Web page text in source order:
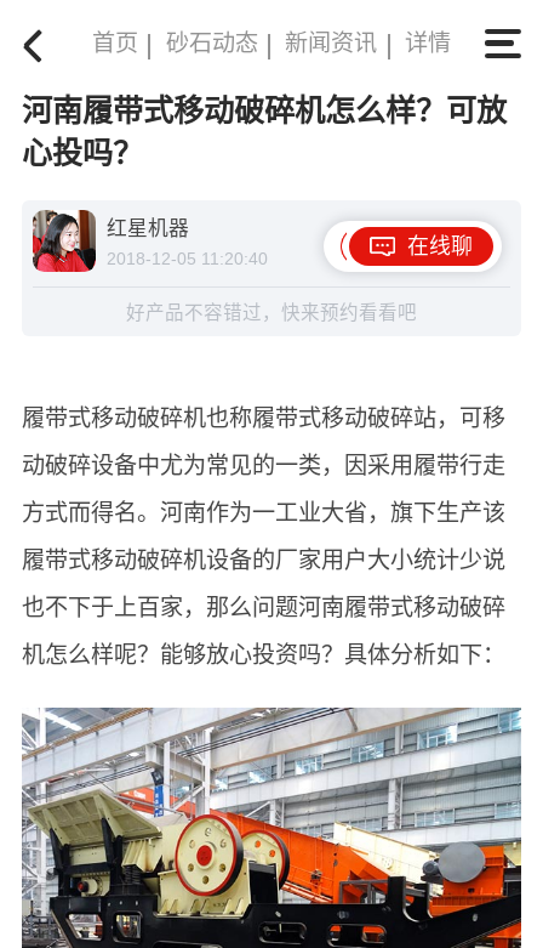
首页 砂石动态 新闻资讯 详情
河南履带式移动破碎机怎么样？可放
心投吗？
红星机器
2018-12-05 11:20:40
在线聊
好产品不容错过，快来预约看看吧
履带式移动破碎机也称履带式移动破碎站，可移
动破碎设备中尤为常见的一类，因采用履带行走
方式而得名。河南作为一工业大省，旗下生产该
履带式移动破碎机设备的厂家用户大小统计少说
也不下于上百家，那么问题河南履带式移动破碎
机怎么样呢？能够放心投资吗？具体分析如下：